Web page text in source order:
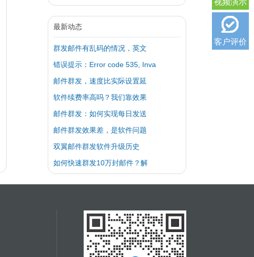
最新动态
群发邮件有乱码的情况，英文
错误提示：Error code 535, Inva
邮件群发，速度比实际设置延
软件续费率高吗？我们靠效果
邮件群发：如何实现每日发送
邮件群发效果差，是软件问题
双翼邮件群发软件升级历史
如何快速群发10万封邮件？解
视频演示
客户评价